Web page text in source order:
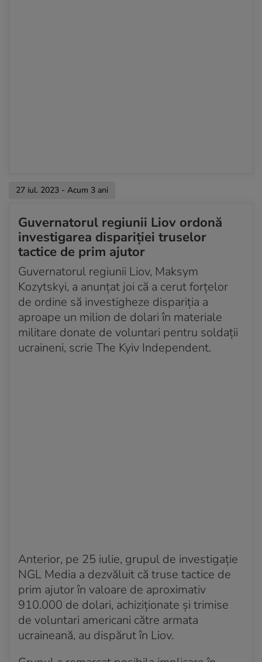
27 iul. 2023 - Acum 3 ani
Guvernatorul regiunii Liov ordonă
investigarea dispariției truselor
tactice de prim ajutor
Guvernatorul regiunii Liov, Maksym
Kozytskyi, a anunțat joi că a cerut forțelor
de ordine să investigheze dispariția a
aproape un milion de dolari în materiale
militare donate de voluntari pentru soldații
ucraineni, scrie The Kyiv Independent.
Anterior, pe 25 iulie, grupul de investigație
NGL Media a dezvăluit că truse tactice de
prim ajutor în valoare de aproximativ
910.000 de dolari, achiziționate și trimise
de voluntari americani către armata
ucraineană, au dispărut în Liov.